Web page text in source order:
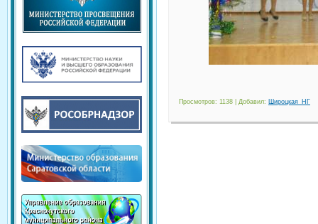
Просмотров: 1138 | Добавил: Широцкая_НГ